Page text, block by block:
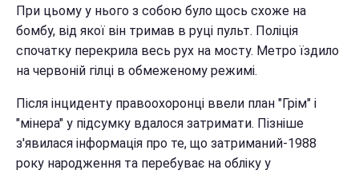
При цьому у нього з собою було щось схоже на
бомбу, від якої він тримав в руці пульт. Поліція
спочатку перекрила весь рух на мосту. Метро їздило
на червоній гілці в обмеженому режимі.
Після інциденту правоохоронці ввели план "Грім" і
"мінера" у підсумку вдалося затримати. Пізніше
з'явилася інформація про те, що затриманий-1988
року народження та перебуває на обліку у